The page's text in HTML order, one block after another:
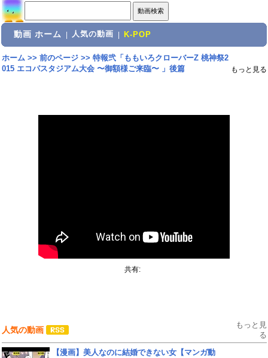
動画 ホーム 人気の動画 K-POP
ホーム>> 前のページ>> 特報弐「ももいろクローバーZ 桃神祭2
015 エコパスタジアム大会 〜御額様ご来臨〜 」後篇
もっと見る
共有:
人気の動画
もっと見
る
【漫画】美人なのに結婚できない女【マンガ動